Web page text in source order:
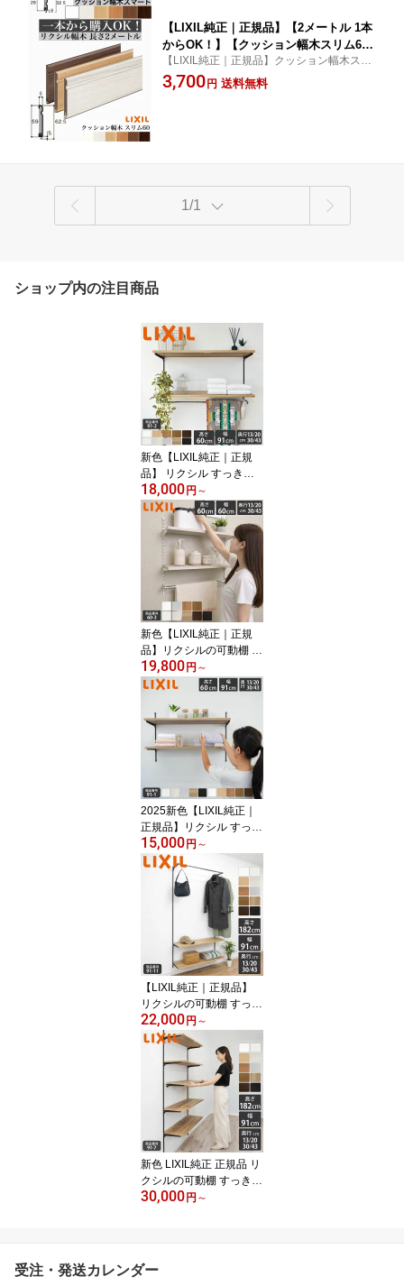
【LIXIL純正｜正規品】【2メートル 1本
からOK！】【クッション幅木スリム6
0】幅木 定尺2000mm（厚さ6×幅59×長
さ2000mm）2m 幅木 巾木 LIXIL TOST
【LIXIL純正｜正規品】クッション幅木スリ
ム60 幅木 巾木 定尺2000mm（厚さ6×幅59
×長さ2000mm）2m 幅木 巾木 LIXIL TOSTE
3,700 円 送料無料
1/1
ショップ内の注目商品
新色【LIXIL純正｜正規
品】 リクシル すっきり
棚 [棚板プレシャスホワ
イト等 棚柱クロム等3色
奥行13～43cm] 収納 ラ
ンドリー 可動棚 レール d
iy 収納棚 ラック 収納 棚
板 おしゃれ 棚受け 洗濯
機上 洗面所 お風呂場 洗
面所 お風呂場【商品番号
91-2】
18,000 円 ～
新色【LIXIL純正｜正規
品】リクシルの可動棚 す
っきり棚 [棚板 プレシャ
スホワイト等 棚柱クロム
可動棚 レール diy 収納棚
ラック 収納 おしゃれ 壁
ランドリーラック 洗濯機
上 ガチャレール 収納 可
動棚 すっきり棚 LIXIL
【商品番号60-3】
19,800 円 ～
2025新色【LIXIL純正｜
正規品】リクシル すっき
り棚 [棚板プレシャスホ
ワイト等 棚柱クロム等3
色 奥行13cm-43cm] 可動
棚 レール diy 収納棚 棚
ラック 収納 おしゃれ ガ
チャレール ランドリー
飾り棚 玄関 壁 棚受け 棚
柱 壁付け 洗濯機上 洗面
所 2段【商品番号91-1】
15,000 円 ～
【LIXIL純正｜正規品】
リクシルの可動棚 すっき
り棚 [棚板プレシャスホ
ワイト等 棚柱クロム等3
色 奥行13-43cm] リクシ
ル 可動棚 レール diy 収納
棚 ラック 収納 棚板 おし
ゃれ 壁 棚柱 壁付け 木製
ハンガーパイプ 玄関 ス
リム 棚 施主支給 LIXIL
【商品番号91-11】
22,000 円 ～
新色 LIXIL純正 正規品 リ
クシルの可動棚 すっきり
棚 【プレシャスホワイト
おしゃれ 棚受け 棚柱 壁
付け 木製 洗面所 5段 LIXI
30,000 円 ～
受注・発送カレンダー